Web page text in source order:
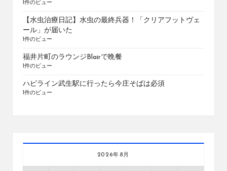
1件のビュー
【水虫治療日記】水虫の最終兵器！「クリアフットヴェ
ール」が届いた
1件のビュー
福井片町のラウンジBlairで晩餐
1件のビュー
ハピライン武生駅に行ったら今庄そばは必須
1件のビュー
2026年8月